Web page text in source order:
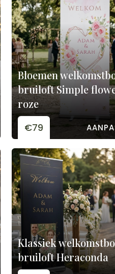
Bloemen
bruiloft Simple
roze
€79
Klassiek
bruiloft Heraconda